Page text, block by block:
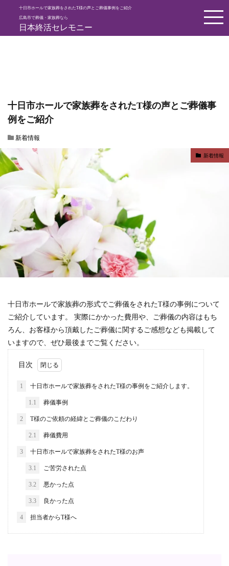
十日市ホールで家族葬をされたT様の声とご葬儀事例をご紹介
広島市で葬儀・家族葬なら
日本終活セレモニー
HOME 新着情報 十日市ホールで家族葬をされたT様の声とご葬儀
十日市ホールで家族葬をされたT様の声とご葬儀事
例をご紹介
新着情報
新着情報
十日市ホールで家族葬の形式でご葬儀をされたT様の事例について
ご紹介しています。 実際にかかった費用や、ご葬儀の内容はもち
ろん、お客様から頂戴したご葬儀に関するご感想なども掲載して
いますので、ぜひ最後までご覧ください。
目次
1 十日市ホールで家族葬をされたT様の事例をご紹介します。
1.1 葬儀事例
2 T様のご依頼の経緯とご葬儀のこだわり
2.1 葬儀費用
3 十日市ホールで家族葬をされたT様のお声
3.1 ご苦労された点
3.2 悪かった点
3.3 良かった点
4 担当者からT様へ